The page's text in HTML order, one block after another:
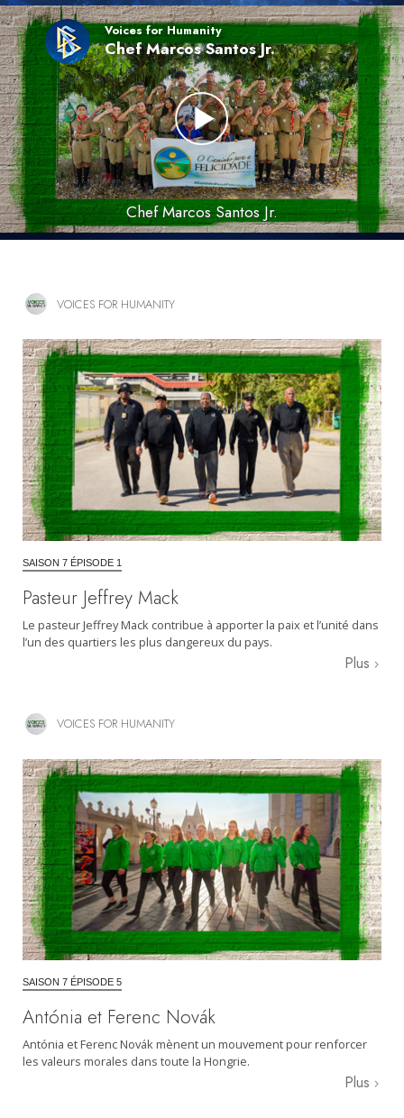
Chef Marcos Santos Jr.
Voices for Humanity
Chef Marcos Santos Jr.
VOICES FOR HUMANITY
SAISON 7 ÉPISODE 1
Pasteur Jeffrey Mack
Le pasteur Jeffrey Mack contribue à apporter la paix et l’unité dans
l’un des quartiers les plus dangereux du pays.
Plus
VOICES FOR HUMANITY
SAISON 7 ÉPISODE 5
Antónia et Ferenc Novák
Antónia et Ferenc Novák mènent un mouvement pour renforcer
les valeurs morales dans toute la Hongrie.
Plus